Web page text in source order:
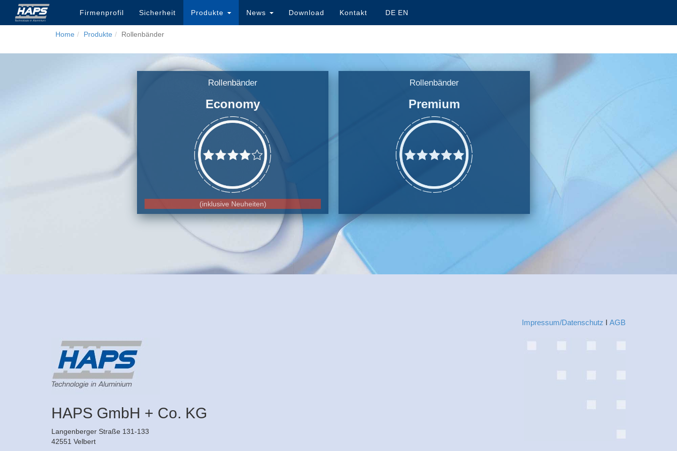
Firmenprofil Sicherheit Produkte News Download Kontakt DE EN
Home Produkte Rollenbänder
Rollenbänder
Economy
(inklusive Neuheiten)
Rollenbänder
Premium
Impressum/Datenschutz Ι AGB
HAPS GmbH + Co. KG
Langenberger Straße 131-133
42551 Velbert